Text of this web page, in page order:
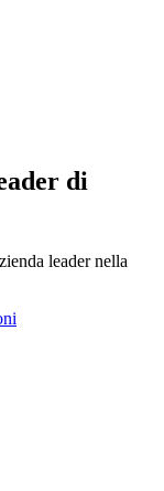
di
leader nella